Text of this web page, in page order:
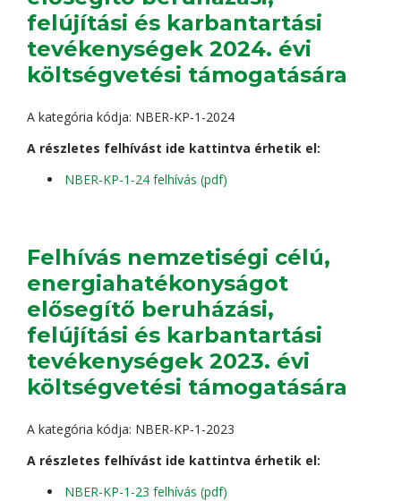
felújítási és karbantartási
tevékenységek 2024. évi
költségvetési támogatására
A kategória kódja: NBER-KP-1-2024
A részletes felhívást ide kattintva érhetik el:
NBER-KP-1-24 felhívás (pdf)
Felhívás nemzetiségi célú,
energiahatékonyságot
elősegítő beruházási,
felújítási és karbantartási
tevékenységek 2023. évi
költségvetési támogatására
A kategória kódja: NBER-KP-1-2023
A részletes felhívást ide kattintva érhetik el:
NBER-KP-1-23 felhívás (pdf)